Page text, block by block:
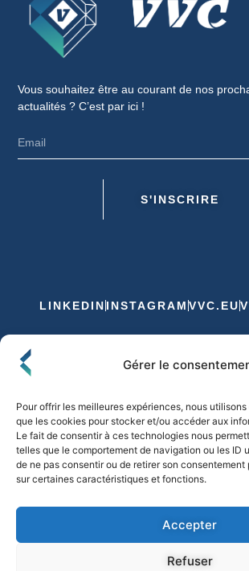
Gérer le
Pour offrir les meilleures expériences, nous
que les cookies pour stocker et/ou accéder aux
Le fait de consentir à ces technologies nous
telles que le comportement de navigation ou les ID
de ne pas consentir ou de retirer son
sur certaines caractéristiques et fonctions.
Accepter
Refuser
Vous souhaitez être au courant de nos
actualités ? C’est par ici !
S'INSCRIRE
LINKEDIN INSTAGRAM VVC.EU
Politique de Confidentialité et de Cookies
© 2026 FLO & CO. All Rights